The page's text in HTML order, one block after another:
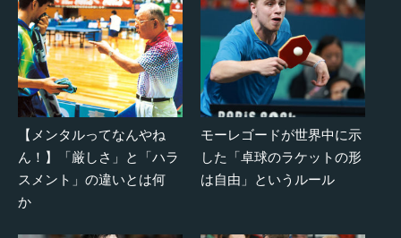
【メンタルってなんやね
ん！】「厳しさ」と「ハラ
スメント」の違いとは何
か
モーレゴードが世界中に示
した「卓球のラケットの形
は自由」というルール